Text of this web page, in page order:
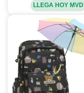
LLEGA HOY MVD